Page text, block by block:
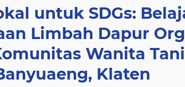
untuk SDGs:
Limbah Dapur
Wanita
Klaten